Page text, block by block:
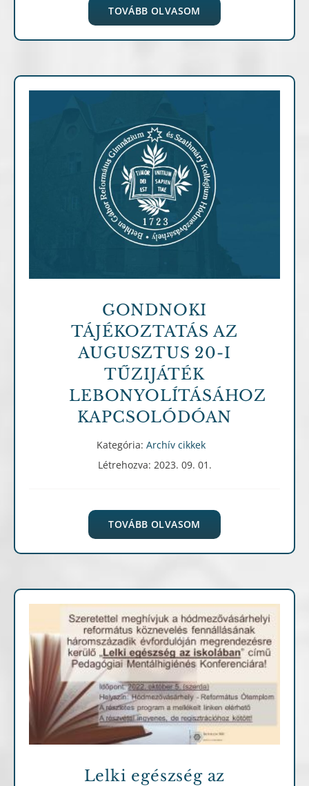
TOVÁBB OLVASOM
Archív cikkek
GONDNOKI
TÁJÉKOZTATÁS AZ
AUGUSZTUS 20-I
TŰZIJÁTÉK
LEBONYOLÍTÁSÁHOZ
KAPCSOLÓDÓAN
Kategória: Archív cikkek
Létrehozva: 2023. 09. 01.
TOVÁBB OLVASOM
Archív cikkek
Lelki egészség az